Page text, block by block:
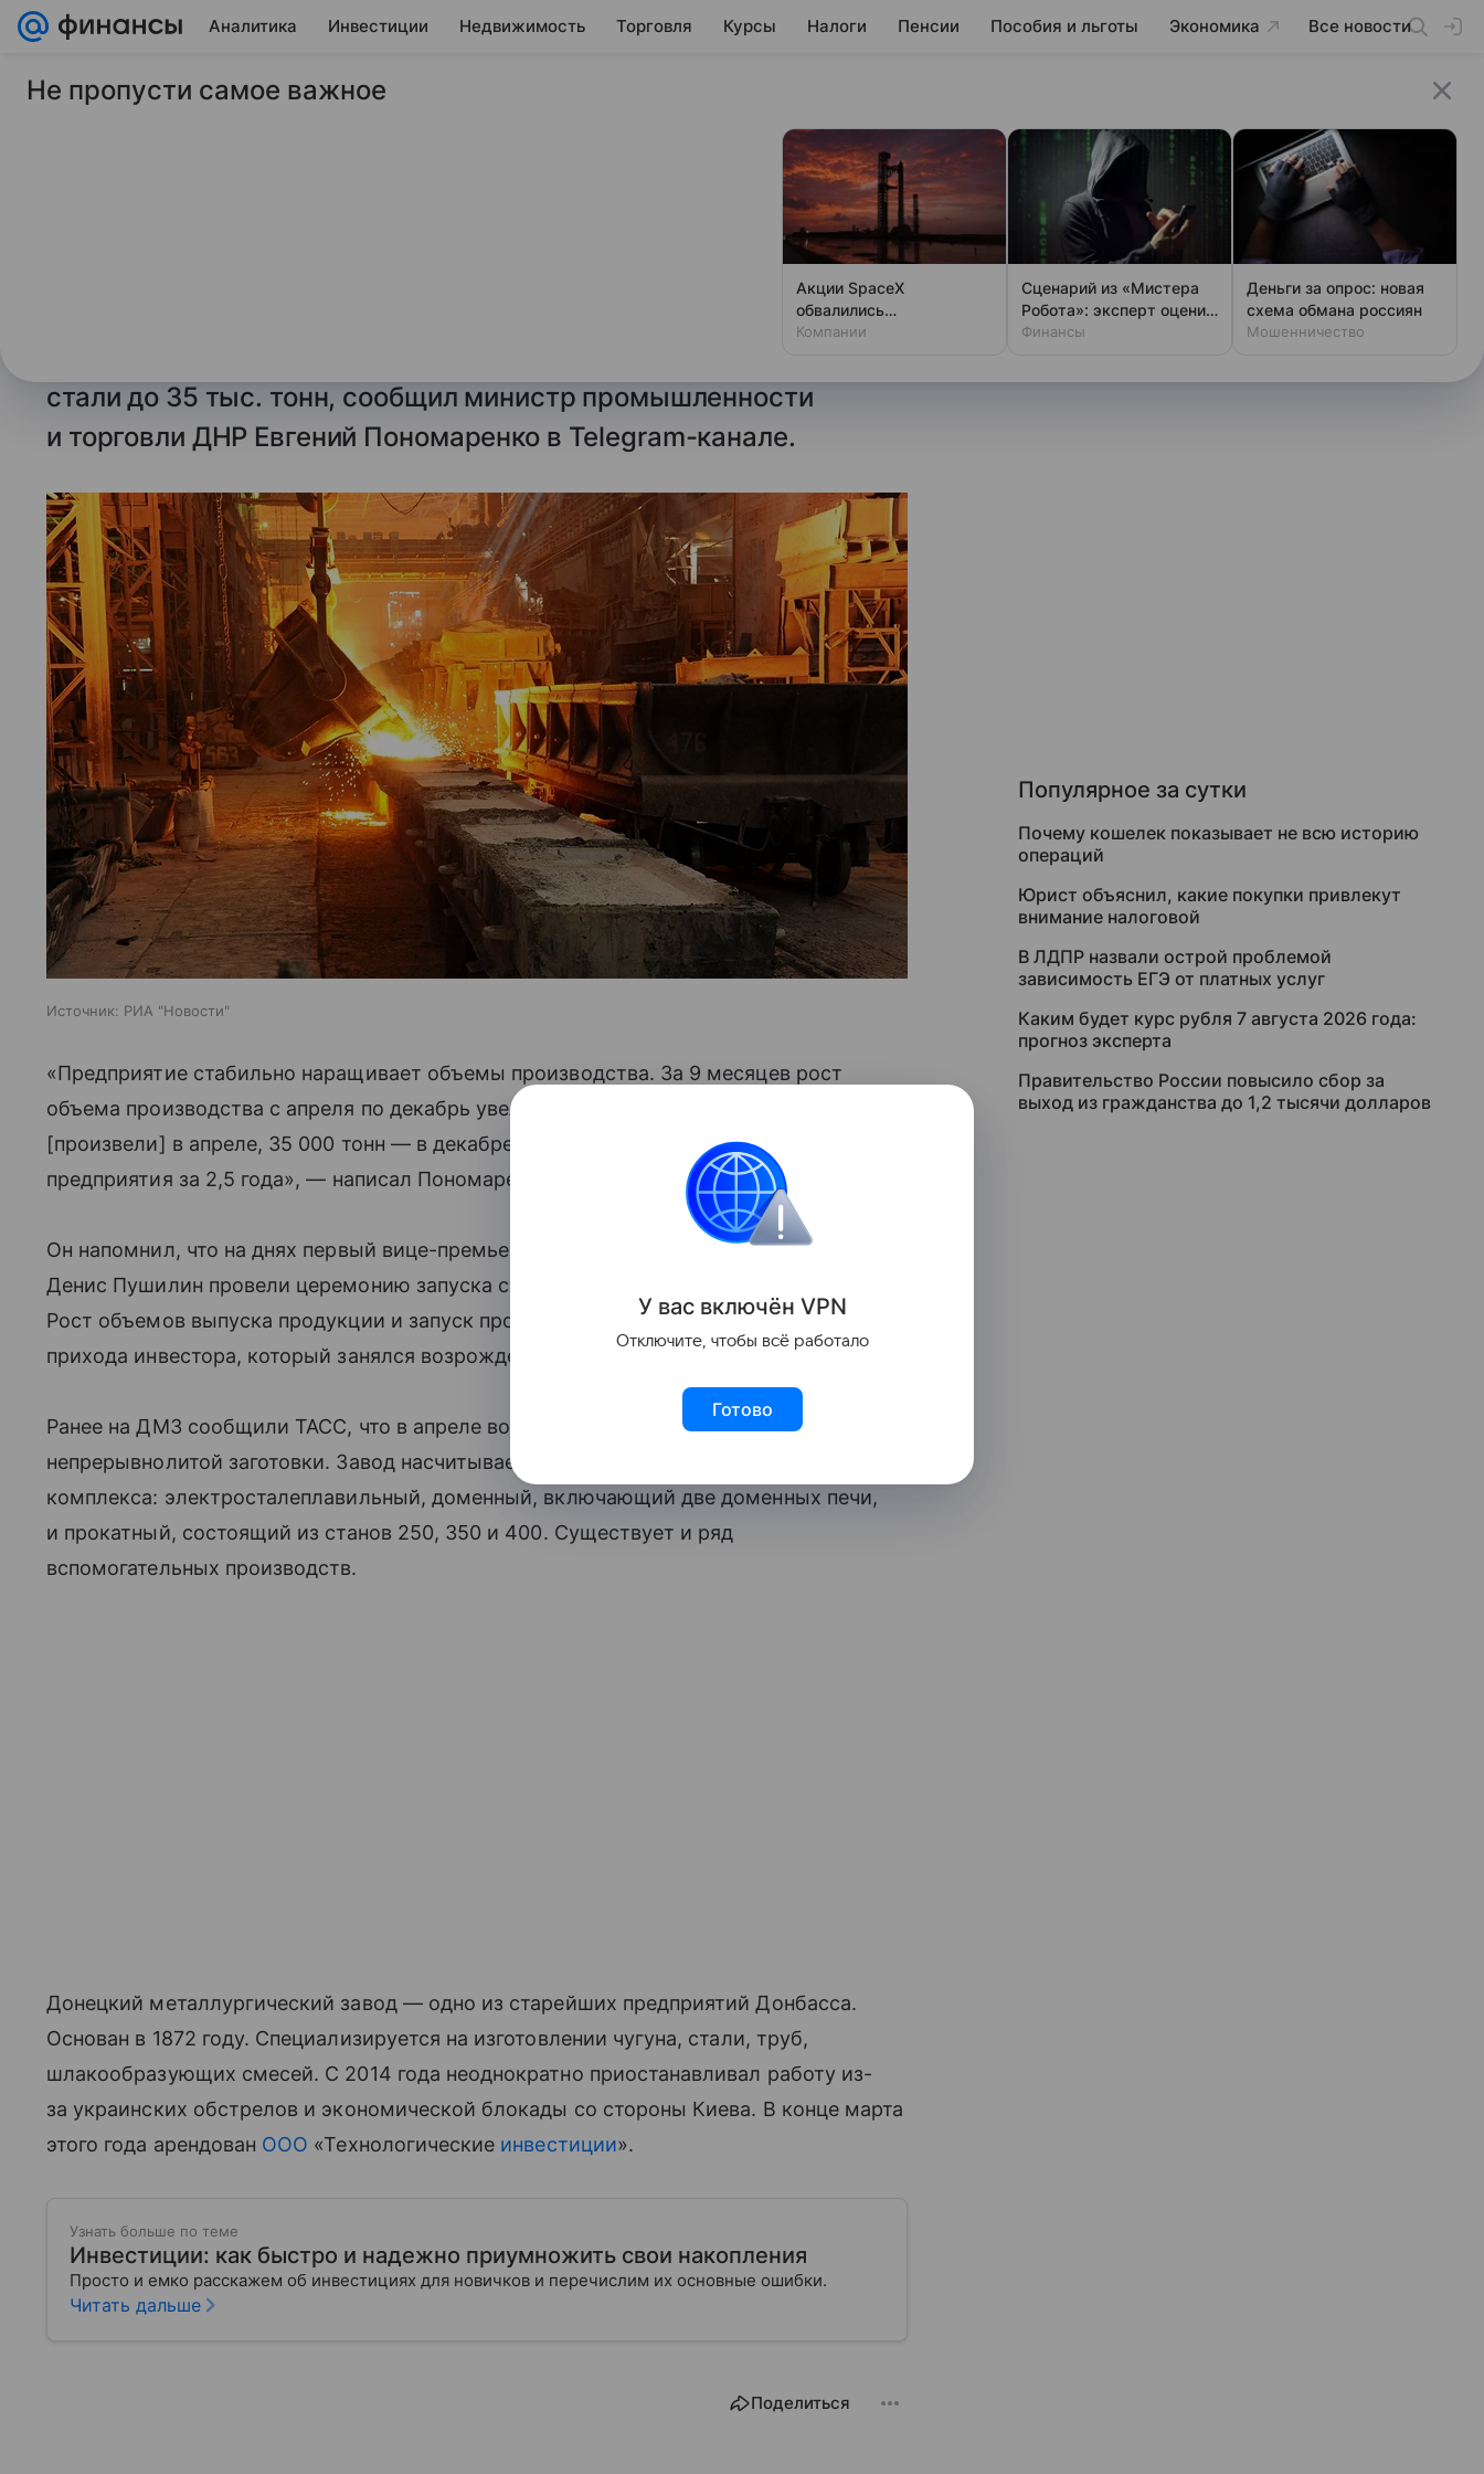
Аналитика Инвестиции Недвижимость Торговля Курсы Налоги Пенсии Пособия и льготы Экономика Все новости
31 декабря 2024 ТАСС
Донецкий металлургический завод в
ДОНЕЦК, 31 декабря. /ТАСС/. Донецкий металлургический завод
стали до 35 тыс. тонн, сообщил министр промышленности
и торговли ДНР Евгений Пономаренко в Telegram-канале.
Источник: РИА "Новости"
«Предприятие стабильно наращивает объемы производства. За 9 месяцев рост
объема производства с апреля по декабрь увеличился в 5 раз: 7 000 тонн стали
[произвели] в апреле, 35 000 тонн — в декабре. Это самый большой показатель
предприятия за 2,5 года», — написал Пономаренко о ДМЗ.
Он напомнил, что на днях первый вице-премьер РФ Денис Мантуров и глава ДНР
Денис Пушилин провели церемонию запуска стана 250, в ноябре заработал стан 400.
Рост объемов выпуска продукции и запуск прокатных станов стали возможны после
прихода инвестора, который занялся возрождением производства.
Ранее на ДМЗ сообщили ТАСС, что в апреле возобновили после простоя выпуск
непрерывнолитой заготовки. Завод насчитывает три основных производственных
комплекса: электросталеплавильный, доменный, включающий две доменных печи,
и прокатный, состоящий из станов 250, 350 и 400. Существует и ряд
вспомогательных производств.
Донецкий металлургический завод — одно из старейших предприятий Донбасса.
Основан в 1872 году. Специализируется на изготовлении чугуна, стали, труб,
шлакообразующих смесей. С 2014 года неоднократно приостанавливал работу из-
за украинских обстрелов и экономической блокады со стороны Киева. В конце марта
этого года арендован ООО «Технологические инвестиции».
Узнать больше по теме
Инвестиции: как быстро и надежно приумножить свои накопления
Просто и емко расскажем об инвестициях для новичков и перечислим их основные ошибки.
Читать дальше
Поделиться
Популярное за сутки
Почему кошелек показывает не всю историю
операций
Юрист объяснил, какие покупки привлекут
внимание налоговой
В ЛДПР назвали острой проблемой
зависимость ЕГЭ от платных услуг
Каким будет курс рубля 7 августа 2026 года:
прогноз эксперта
Правительство России повысило сбор за
выход из гражданства до 1,2 тысячи долларов
Не пропусти самое важное
Акции SpaceX
обвалились
одновременно с аварией
Компании
Сценарий из «Мистера
Робота»: эксперт оценил
шансы хакеров
Финансы
Деньги за опрос: новая
схема обмана россиян
Мошенничество
У вас включён VPN
Отключите, чтобы всё работало
Готово